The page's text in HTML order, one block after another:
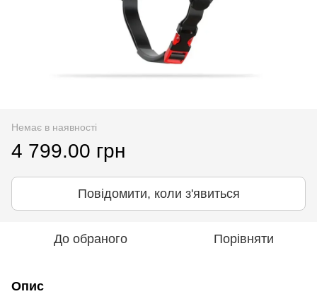
Немає в наявності
4 799.00 грн
Повідомити, коли з'явиться
До обраного Порівняти
Опис